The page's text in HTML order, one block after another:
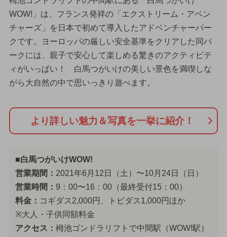
WOW!」は、フランス発祥の「エクストリーム・アベン
チャーズ」を日本で初めて導入したアドベンチャーパー
クです。ヨーロッパの厳しい安全基準をクリアした同パ
ークには、親子で安心して楽しめる驚きのアクティビテ
ィがいっぱい！ 白馬つがいけの美しい景色を満喫しな
がら大自然の中で思いっきり遊べます。
より詳しい魅力＆写真を一挙に紹介！
■白馬つがいけWOW!
営業期間： 2021年6月12日（土）〜10月24日（日）
営業時間： 9：00〜16：00（最終受付15：00）
料金： コギダス2,000円、トビダス1,000円ほか
※大人・子供同額料金
アクセス： 栂池ゴンドラリフトで中間駅（WOW!駅）